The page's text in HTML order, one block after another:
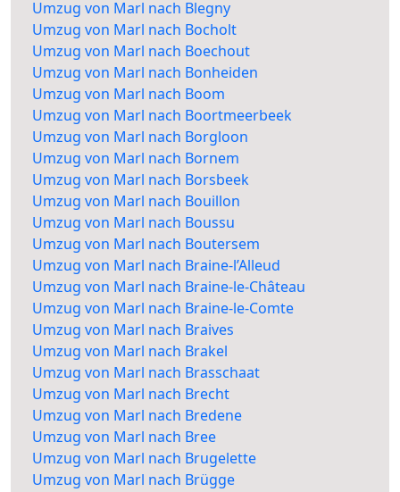
Umzug von Marl nach Blegny
Umzug von Marl nach Bocholt
Umzug von Marl nach Boechout
Umzug von Marl nach Bonheiden
Umzug von Marl nach Boom
Umzug von Marl nach Boortmeerbeek
Umzug von Marl nach Borgloon
Umzug von Marl nach Bornem
Umzug von Marl nach Borsbeek
Umzug von Marl nach Bouillon
Umzug von Marl nach Boussu
Umzug von Marl nach Boutersem
Umzug von Marl nach Braine-l’Alleud
Umzug von Marl nach Braine-le-Château
Umzug von Marl nach Braine-le-Comte
Umzug von Marl nach Braives
Umzug von Marl nach Brakel
Umzug von Marl nach Brasschaat
Umzug von Marl nach Brecht
Umzug von Marl nach Bredene
Umzug von Marl nach Bree
Umzug von Marl nach Brugelette
Umzug von Marl nach Brügge